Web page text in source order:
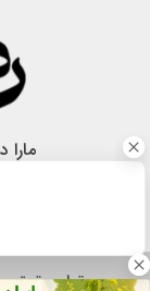
تمام حقوق